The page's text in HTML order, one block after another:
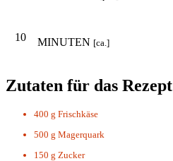
10 MINUTEN [ca.]
Zutaten für das Rezept
400 g Frischkäse
500 g Magerquark
150 g Zucker